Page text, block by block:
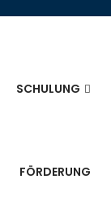
SCHULUNG
FÖRDERUNG